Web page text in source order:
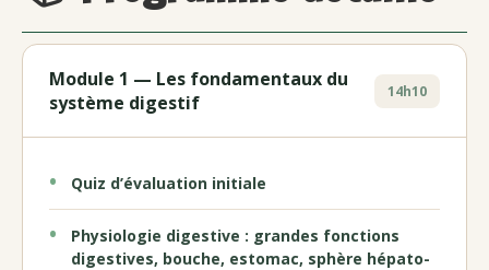
Module 1 — Les fondamentaux du
système digestif
14h10
Quiz d’évaluation initiale
Physiologie digestive : grandes fonctions
digestives, bouche, estomac, sphère hépato-